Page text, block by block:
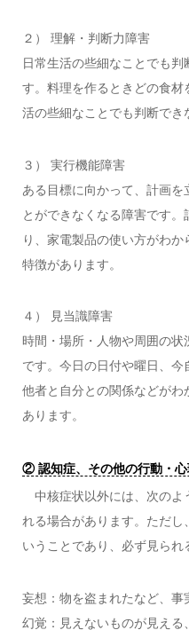
２） 理解・判断力障害
日常生活の些細なことでも
す。料理を作るときどの食
活の些細なことでも判断でき
３） 実行機能障害
ある目標に向かって、計画を
とができなくなる障害です
り、家電製品の使い方がわ
特徴があります。
４） 見当識障害
時間・場所・人物や周囲の
です。今日の日付や曜日、
他者と自分との関係などが
あります。
② 認知症、その他の行動・
中核症状以外には、次のよ
れる場合があります。ただし
いうことであり、必ず見られ
妄想：物を盗まれたなど、
幻覚：見えないものが見え